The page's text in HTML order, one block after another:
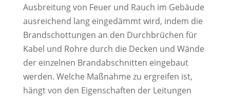
Ausbreitung von Feuer und Rauch im Gebäude
ausreichend lang eingedämmt wird, indem die
Brandschottungen an den Durchbrüchen für
Kabel und Rohre durch die Decken und Wände
der einzelnen Brandabschnitten eingebaut
werden. Welche Maßnahme zu ergreifen ist,
hängt von den Eigenschaften der Leitungen